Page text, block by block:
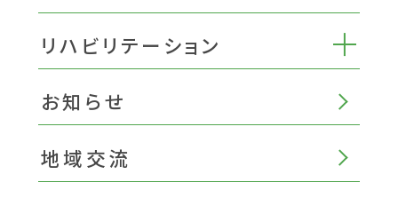
リハビリテーション
お知らせ
地域交流